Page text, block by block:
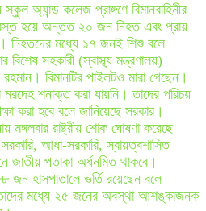
অ্যান্ড কলেজ প্রাঙ্গণে বিমানবাহিনীর
হয়ে অন্তত ২০ জন নিহত এবং প্রায়
মধ্যে ১৭ জনই শিশু বলে
বিশেষ সহকারী (স্বাস্থ্য মন্ত্রণালয়)
বিমানটির পাইলটও মারা গেছেন।
শনাক্ত করা যায়নি। তাদের পরিচয়
করা হবে বলে জানিয়েছে সরকার।
মঙ্গলবার রাষ্ট্রীয় শোক ঘোষণা করেছে
আধা-সরকারি, স্বায়ত্বশাসিত
জাতীয় পতাকা অর্ধনমিত থাকবে।
জন হাসপাতালে ভর্তি রয়েছেন বলে
তাদের মধ্যে ২৫ জনের অবস্থা আশঙ্কাজনক